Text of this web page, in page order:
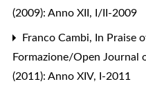
(2009): Anno XII, I/II-2009
Franco Cambi, In Praise
Formazione/Open Journal
(2011): Anno XIV, I-2011